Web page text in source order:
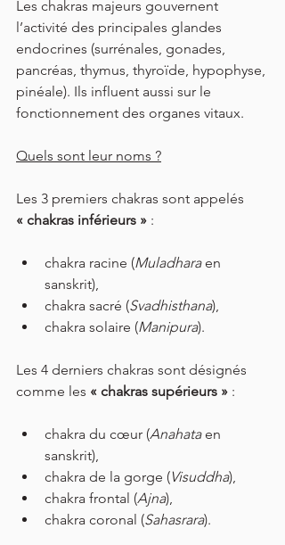
Les chakras majeurs gouvernent
l’activité des principales glandes
endocrines (surrénales, gonades,
pancréas, thymus, thyroïde, hypophyse,
pinéale). Ils influent aussi sur le
fonctionnement des organes vitaux.
Quels sont leur noms ?
Les 3 premiers chakras sont appelés
« chakras inférieurs » :
chakra racine (Muladhara en
sanskrit),
chakra sacré (Svadhisthana),
chakra solaire (Manipura).
Les 4 derniers chakras sont désignés
comme les « chakras supérieurs » :
chakra du cœur (Anahata en
sanskrit),
chakra de la gorge (Visuddha),
chakra frontal (Ajna),
chakra coronal (Sahasrara).